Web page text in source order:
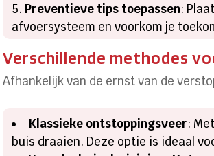
Preventieve tips toepassen:
afvoersysteem en voorkom je
Verschillende methodes
Afhankelijk van de ernst van de
Klassieke ontstoppingsveer:
buis draaien. Deze optie is ideaal